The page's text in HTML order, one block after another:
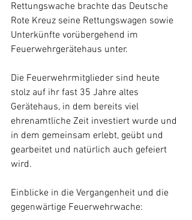
Rettungswache brachte das Deutsche
Rote Kreuz seine Rettungswagen sowie
Unterkünfte vorübergehend im
Feuerwehrgerätehaus unter.
Die Feuerwehrmitglieder sind heute
stolz auf ihr fast 35 Jahre altes
Gerätehaus, in dem bereits viel
ehrenamtliche Zeit investiert wurde und
in dem gemeinsam erlebt, geübt und
gearbeitet und natürlich auch gefeiert
wird.
Einblicke in die Vergangenheit und die
gegenwärtige Feuerwehrwache: